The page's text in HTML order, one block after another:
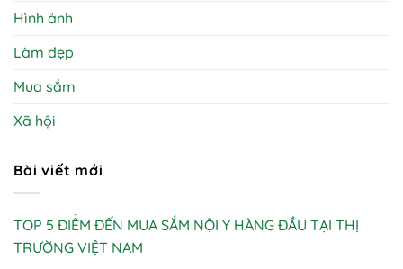
Hình ảnh
Làm đẹp
Mua sắm
Xã hội
Bài viết mới
TOP 5 ĐIỂM ĐẾN MUA SẮM NỘI Y HÀNG ĐẦU TẠI THỊ
TRƯỜNG VIỆT NAM